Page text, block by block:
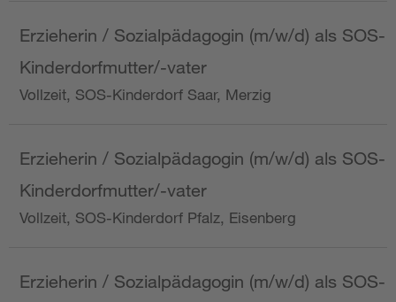
Erzieherin / Sozialpädagogin (m/w/d) als SOS-
Kinderdorfmutter/-vater
Vollzeit, SOS-Kinderdorf Saar, Merzig
Erzieherin / Sozialpädagogin (m/w/d) als SOS-
Kinderdorfmutter/-vater
Vollzeit, SOS-Kinderdorf Pfalz, Eisenberg
Erzieherin / Sozialpädagogin (m/w/d) als SOS-